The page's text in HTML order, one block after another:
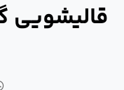
قالیشویی